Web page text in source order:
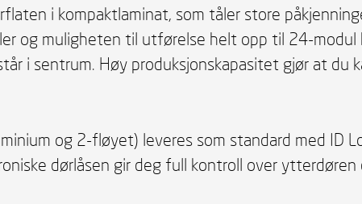
i kompaktlaminat, som tåler store
og muligheten til utførelse helt opp til 24-
i sentrum. Høy produksjonskapasitet gjør at du
og 2-fløyet) leveres som standard med ID
dørlåsen gir deg full kontroll over ytterdøren